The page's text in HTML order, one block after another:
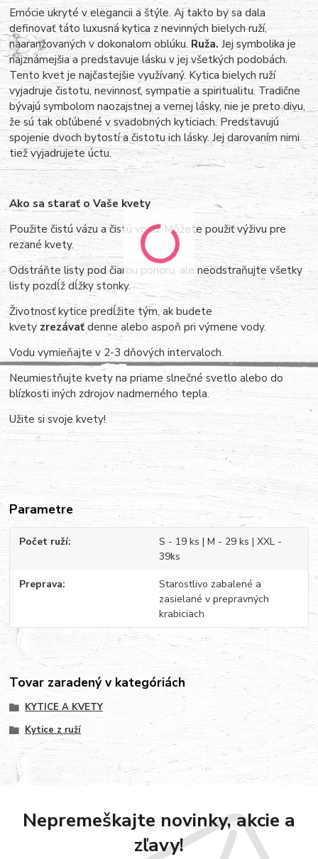
Emócie ukryté v elegancii a štýle. Aj takto by sa dala
definovať táto luxusná kytica z nevinných bielych ruží,
naaranžovaných v dokonalom oblúku. Ruža. Jej symbolika je
najznámejšia a predstavuje lásku v jej všetkých podobách.
Tento kvet je najčastejšie využívaný. Kytica bielych ruží
vyjadruje čistotu, nevinnosť, sympatie a spiritualitu. Tradične
bývajú symbolom naozajstnej a vernej lásky, nie je preto divu,
že sú tak obľúbené v svadobných kyticiach. Predstavujú
spojenie dvoch bytostí a čistotu ich lásky. Jej darovaním nimi
tiež vyjadrujete úctu.
Ako sa starať o Vaše kvety
Použite čistú vázu a čistú vodu. Môžete použiť výživu pre
rezané kvety.
Odstráňte listy pod čiarou ponoru, ale neodstraňujte všetky
listy pozdĺž dĺžky stonky.
Životnosť kytice predĺžite tým, ak budete
kvety zrezávaťdenne alebo aspoň pri výmene vody.
Vodu vymieňajte v 2-3 dňových intervaloch.
Neumiestňujte kvety na priame slnečné svetlo alebo do
blízkosti iných zdrojov nadmerného tepla.
Užite si svoje kvety!
Parametre
Počet ruží
S - 19 ks | M - 29 ks | XXL -
39ks
Preprava
Starostlivo zabalené a
zasielané v prepravných
krabiciach
Tovar zaradený v kategóriách
KYTICE A KVETY
Kytice z ruží
Nepremeškajte novinky, akcie a
zľavy!